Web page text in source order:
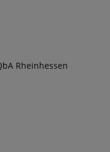
Rheinhessen